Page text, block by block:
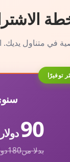
في متناول يديك.
توفيرًا
90
بدلا من180